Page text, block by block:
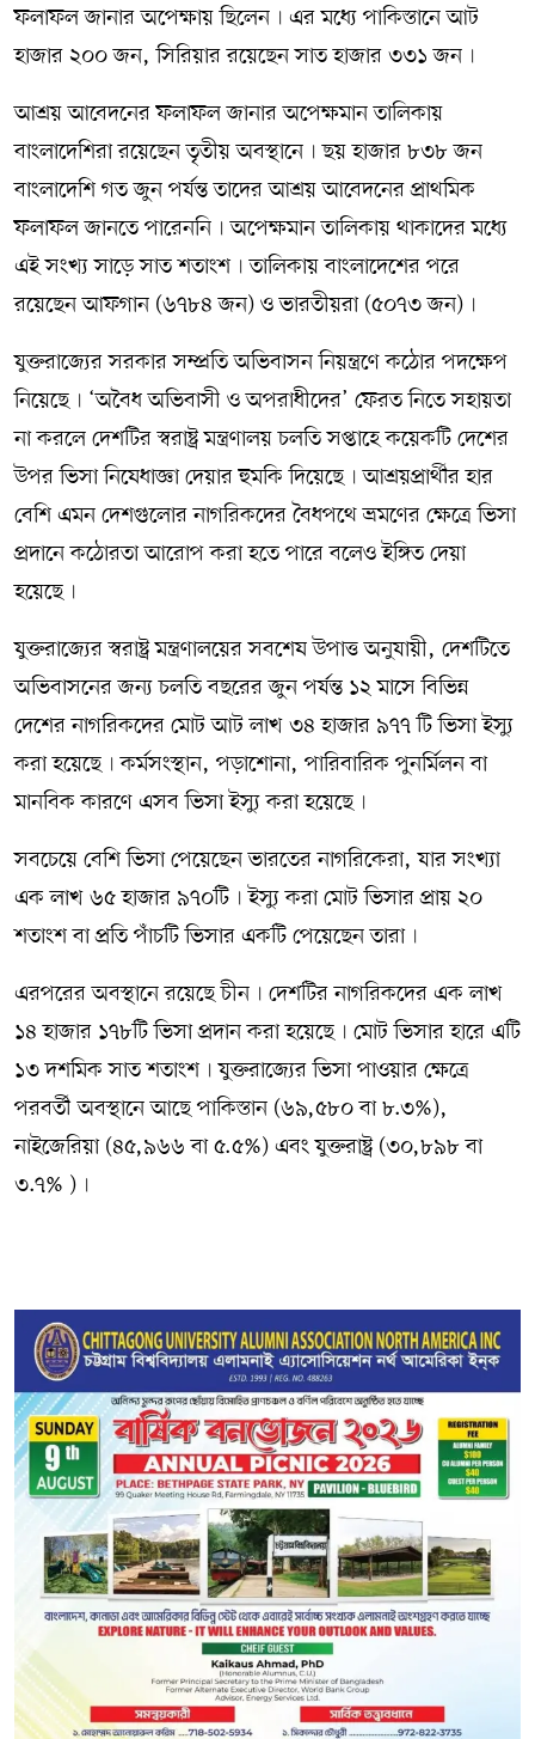
ফলাফল জানার অপেক্ষায় ছিলেন৷ এর মধ্যে পাকিস্তানে আট
হাজার ২০০ জন, সিরিয়ার রয়েছেন সাত হাজার ৩৩১ জন৷
আশ্রয় আবেদনের ফলাফল জানার অপেক্ষমান তালিকায়
বাংলাদেশিরা রয়েছেন তৃতীয় অবস্থানে৷ ছয় হাজার ৮৩৮ জন
বাংলাদেশি গত জুন পর্যন্ত তাদের আশ্রয় আবেদনের প্রাথমিক
ফলাফল জানতে পারেননি৷ অপেক্ষমান তালিকায় থাকাদের মধ্যে
এই সংখ্য সাড়ে সাত শতাংশ৷ তালিকায় বাংলাদেশের পরে
রয়েছেন আফগান (৬৭৮৪ জন) ও ভারতীয়রা (৫০৭৩ জন)৷
যুক্তরাজ্যের সরকার সম্প্রতি অভিবাসন নিয়ন্ত্রণে কঠোর পদক্ষেপ
নিয়েছে৷ ‘অবৈধ অভিবাসী ও অপরাধীদের’ ফেরত নিতে সহায়তা
না করলে দেশটির স্বরাষ্ট্র মন্ত্রণালয় চলতি সপ্তাহে কয়েকটি দেশের
উপর ভিসা নিষেধাজ্ঞা দেয়ার হুমকি দিয়েছে৷ আশ্রয়প্রার্থীর হার
বেশি এমন দেশগুলোর নাগরিকদের বৈধপথে ভ্রমণের ক্ষেত্রে ভিসা
প্রদানে কঠোরতা আরোপ করা হতে পারে বলেও ইঙ্গিত দেয়া
হয়েছে৷
যুক্তরাজ্যের স্বরাষ্ট্র মন্ত্রণালয়ের সবশেষ উপাত্ত অনুযায়ী, দেশটিতে
অভিবাসনের জন্য চলতি বছরের জুন পর্যন্ত ১২ মাসে বিভিন্ন
দেশের নাগরিকদের মোট আট লাখ ৩৪ হাজার ৯৭৭ টি ভিসা ইস্যু
করা হয়েছে৷ কর্মসংস্থান, পড়াশোনা, পারিবারিক পুনর্মিলন বা
মানবিক কারণে এসব ভিসা ইস্যু করা হয়েছে৷
সবচেয়ে বেশি ভিসা পেয়েছেন ভারতের নাগরিকেরা, যার সংখ্যা
এক লাখ ৬৫ হাজার ৯৭০টি৷ ইস্যু করা মোট ভিসার প্রায় ২০
শতাংশ বা প্রতি পাঁচটি ভিসার একটি পেয়েছেন তারা৷
এরপরের অবস্থানে রয়েছে চীন৷ দেশটির নাগরিকদের এক লাখ
১৪ হাজার ১৭৮টি ভিসা প্রদান করা হয়েছে৷ মোট ভিসার হারে এটি
১৩ দশমিক সাত শতাংশ৷ যুক্তরাজ্যের ভিসা পাওয়ার ক্ষেত্রে
পরবর্তী অবস্থানে আছে পাকিস্তান (৬৯,৫৮০ বা ৮.৩%),
নাইজেরিয়া (৪৫,৯৬৬ বা ৫.৫%) এবং যুক্তরাষ্ট্র (৩০,৮৯৮ বা
৩.৭% )৷